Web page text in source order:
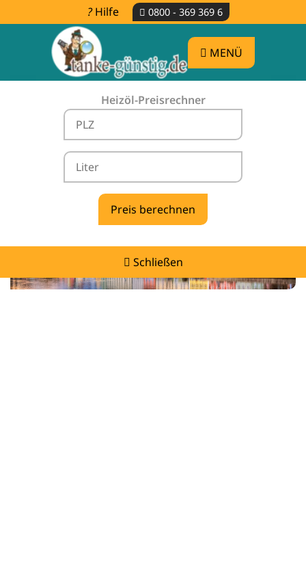
Hilfe 0800 - 369 369 6
MENÜ
Heizöl-Preisrechner
Schließen
Heizölpreise Baierbach -
vergleichen & günstig tanken